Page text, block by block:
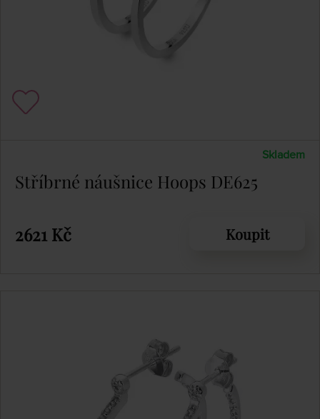
Skladem
Stříbrné náušnice Hoops DE625
2621 Kč Koupit